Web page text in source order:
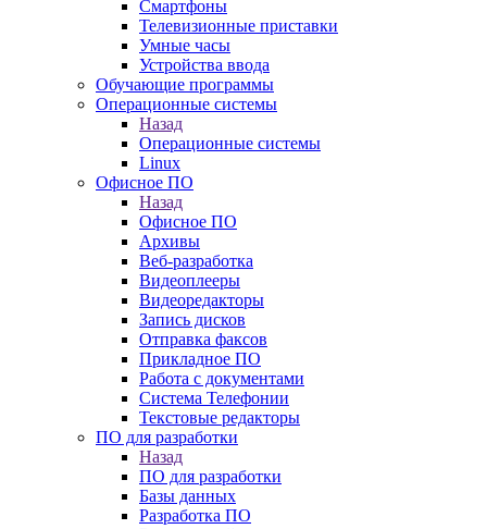
Смартфоны
Телевизионные приставки
Умные часы
Устройства ввода
Обучающие программы
Операционные системы
Назад
Операционные системы
Linux
Офисное ПО
Назад
Офисное ПО
Архивы
Веб-разработка
Видеоплееры
Видеоредакторы
Запись дисков
Отправка факсов
Прикладное ПО
Работа с документами
Система Телефонии
Текстовые редакторы
ПО для разработки
Назад
ПО для разработки
Базы данных
Разработка ПО